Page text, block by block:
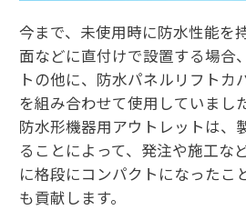
今まで、未使用時に防水性能を
面などに直付けで設置する場合
トの他に、防水パネルリフトカ
を組み合わせて使用していました
防水形機器用アウトレットは、
ることによって、発注や施工な
に格段にコンパクトになったこ
も貢献します。